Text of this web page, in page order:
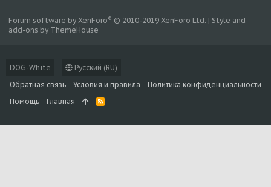
DOG-White
Русский (RU)
Обратная связь
Условия и правила
Политика конфиденциальности
Помощь
Главная
R
Forum software by XenForo® © 2010-2019 XenForo Ltd. | Style and
add-ons by ThemeHouse